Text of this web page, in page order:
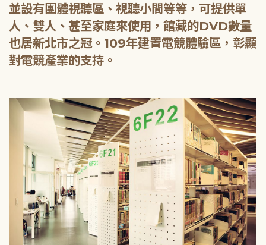
並設有團體視聽區、視聽小間等等，可提供單
人、雙人、甚至家庭來使用，館藏的DVD數量
也居新北市之冠。109年建置電競體驗區，彰顯
對電競產業的支持。